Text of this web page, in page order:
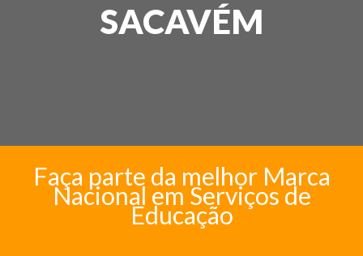
SACAVÉM
Faça parte da melhor Marca
Nacional em Serviços de
Educação